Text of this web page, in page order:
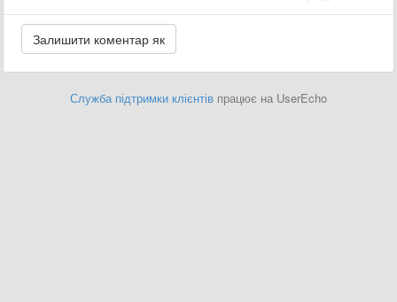
Служба підтримки клієнтів працює на UserEcho